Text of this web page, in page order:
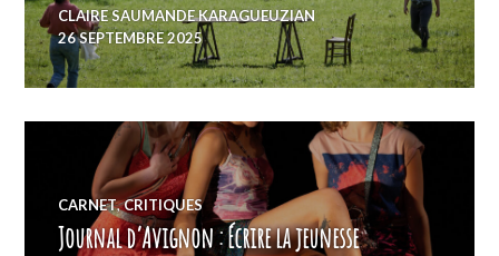
CLAIRE SAUMANDE KARAGUEUZIAN
26 SEPTEMBRE 2025
CARNET,CRITIQUES
Journal d’Avignon : Écrire la jeunesse